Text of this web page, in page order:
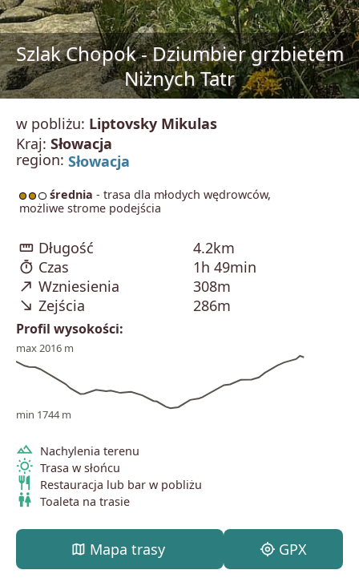
Szlak Chopok - Dziumbier grzbietem
Niżnych Tatr
w pobliżu: Liptovsky Mikulas
Kraj: Słowacja
region: Słowacja
średnia - trasa dla młodych wędrowców,
możliwe strome podejścia
straighten Długość
4.2km
timer Czas
1h 49min
north_east Wzniesienia
308m
south_east Zejścia 286m
Profil wysokości:
max 2016 m
min 1744 m
terrain Nachylenia terenu
wb_sunny Trasa w słońcu
restaurant Restauracja lub bar w pobliżu
wc Toaleta na trasie
map Mapa trasy my_location GPX